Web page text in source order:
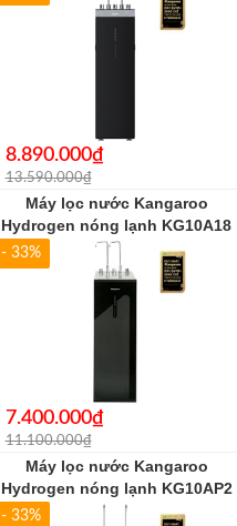
8.890.000₫
13.590.000₫
Máy lọc nước Kangaroo
Hydrogen nóng lạnh KG10A18
- 33%
7.400.000₫
11.100.000₫
Máy lọc nước Kangaroo
Hydrogen nóng lạnh KG10AP2
- 33%